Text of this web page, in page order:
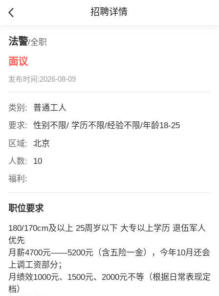
招聘详情
法警/全职
面议
发布时间:2026-08-09
类别:
普通工人
要求:
性别不限/ 学历不限/经验不限/年龄18-25
区域:
北京
人数:
10
福利:
职位要求
180/170cm及以上 25周岁以下 大专以上学历 退伍军人
优先
月薪4700元——5200元（含五险一金），今年10月还会
上调工资部分；
月绩效1000元、1500元、2000元不等（根据日常表现定
档）